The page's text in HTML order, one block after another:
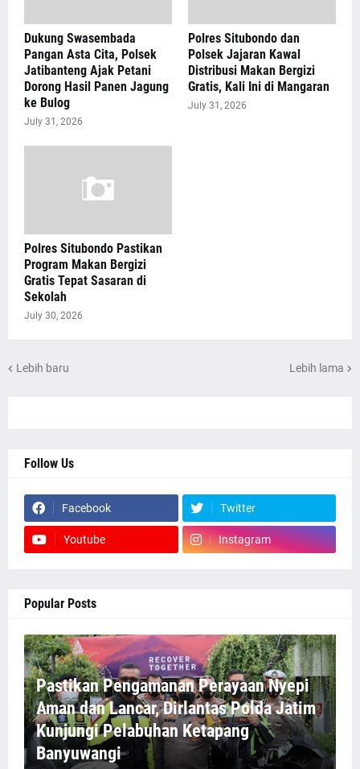
Dukung Swasembada
Pangan Asta Cita, Polsek
Jatibanteng Ajak Petani
Dorong Hasil Panen Jagung
ke Bulog
July 31, 2026
Polres Situbondo dan
Polsek Jajaran Kawal
Distribusi Makan Bergizi
Gratis, Kali Ini di Mangaran
July 31, 2026
Polres Situbondo Pastikan
Program Makan Bergizi
Gratis Tepat Sasaran di
Sekolah
July 30, 2026
Lebih baru Lebih lama
Follow Us
Facebook Twitter
Youtube Instagram
Popular Posts
Pastikan Pengamanan Perayaan Nyepi
Aman dan Lancar, Dirlantas Polda Jatim
Kunjungi Pelabuhan Ketapang
Banyuwangi